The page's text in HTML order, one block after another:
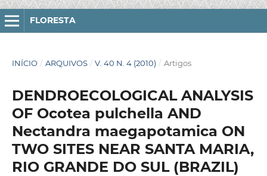
FLORESTA
INÍCIO / ARQUIVOS / V. 40 N. 4 (2010) / Artigos
DENDROECOLOGICAL ANALYSIS
OF Ocotea pulchella AND
Nectandra maegapotamica ON
TWO SITES NEAR SANTA MARIA,
RIO GRANDE DO SUL (BRAZIL)